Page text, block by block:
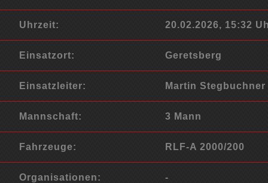
Uhrzeit: 20.02.2026, 15:32
Einsatzort: Geretsberg
Einsatzleiter: Martin Stegbuchner
Mannschaft: 3 Mann
Fahrzeuge: RLF-A 2000/200
Organisationen: -